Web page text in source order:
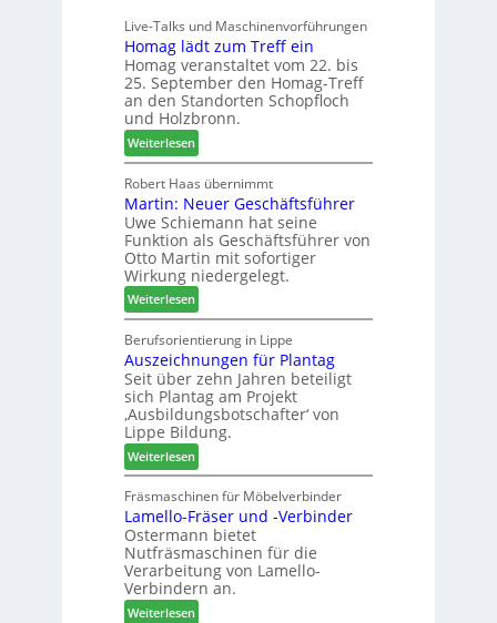
e
n
a
u
s
f
ü
r
W
e
m
h
ö
n
e
r
c
h
e
n
s
t
a
u
r
a
u
m
-
S
o
r
t
i
m
e
n
t
Live-Talks und Maschinenvorführungen
Homag lädt zum Treff ein
Homag veranstaltet vom 22. bis
25. September den Homag-Treff
an den Standorten Schopfloch
und Holzbronn.
Weiterlesen:
H
o
m
a
g
l
ä
d
t
z
u
m
T
r
e
f
f
e
i
n
Robert Haas übernimmt
Martin: Neuer Geschäftsführer
Uwe Schiemann hat seine
Funktion als Geschäftsführer von
Otto Martin mit sofortiger
Wirkung niedergelegt.
Weiterlesen:
M
a
r
t
i
n
:
N
e
u
e
r
G
e
s
c
Berufsorientierung in Lippe
Auszeichnungen für Plantag
Seit über zehn Jahren beteiligt
sich Plantag am Projekt
‚Ausbildungsbotschafter‘ von
Lippe Bildung.
Weiterlesen:
A
u
s
z
e
i
c
h
Fräsmaschinen für Möbelverbinder
Lamello-Fräser und -Verbinder
Ostermann bietet
Nutfräsmaschinen für die
Verarbeitung von Lamello-
Verbindern an.
Weiterlesen: